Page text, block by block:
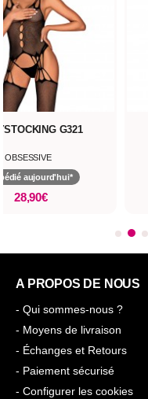
G321
OBSESSIVE
aujourd'hui*
28,90€
A PROPOS DE NOUS
- Qui sommes-nous ?
- Moyens de livraison
- Échanges et Retours
- Paiement sécurisé
- Configurer les cookies